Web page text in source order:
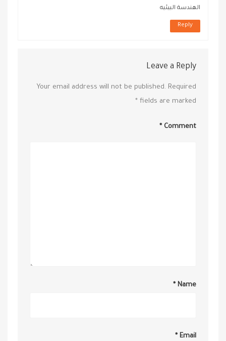
الهندسة البيئيه
Reply
Leave a Reply
Your email address will not be published. Required
fields are marked
*
Comment
*
Name
*
Email
*